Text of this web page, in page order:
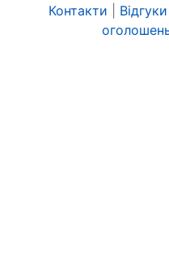
Контакти
Відгуки